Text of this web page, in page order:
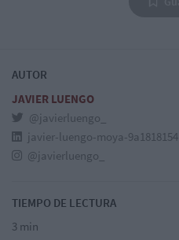
AUTOR
JAVIER LUENGO
@javierluengo_
javier-luengo-moya-9a1818154
@javierluengo_
TIEMPO DE LECTURA
3 min